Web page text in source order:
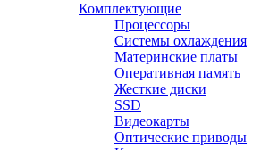
Комплектующие
Процессоры
Системы охлаждения
Материнские платы
Оперативная память
Жесткие диски
SSD
Видеокарты
Оптические приводы